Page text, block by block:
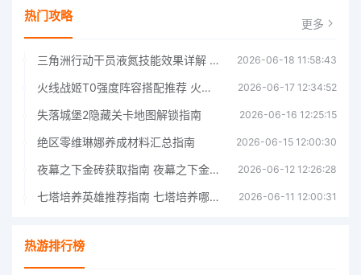
热门攻略 更多
三角洲行动干员液氮技能效果详解 三角洲行动干员液氮技能介绍 2026-06-18 11:58:43
火线战姬T0强度阵容搭配推荐 火线战姬T0强度阵容哪个好 2026-06-17 12:34:52
失落城堡2隐藏关卡地图解锁指南 2026-06-16 12:25:15
绝区零维琳娜养成材料汇总指南 2026-06-15 12:00:30
夜幕之下金砖获取指南 夜幕之下金砖获取方法 2026-06-12 12:26:28
七塔培养英雄推荐指南 七塔培养哪个英雄好 2026-06-11 12:00:31
热游排行榜